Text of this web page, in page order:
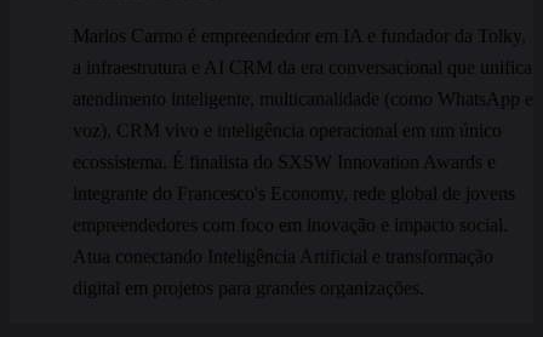
Marlos Carmo é empreendedor em IA e fundador da Tolky,
a infraestrutura e AI CRM da era conversacional que unifica
atendimento inteligente, multicanalidade (como WhatsApp e
voz), CRM vivo e inteligência operacional em um único
ecossistema. É finalista do SXSW Innovation Awards e
integrante do Francesco's Economy, rede global de jovens
empreendedores com foco em inovação e impacto social.
Atua conectando Inteligência Artificial e transformação
digital em projetos para grandes organizações.